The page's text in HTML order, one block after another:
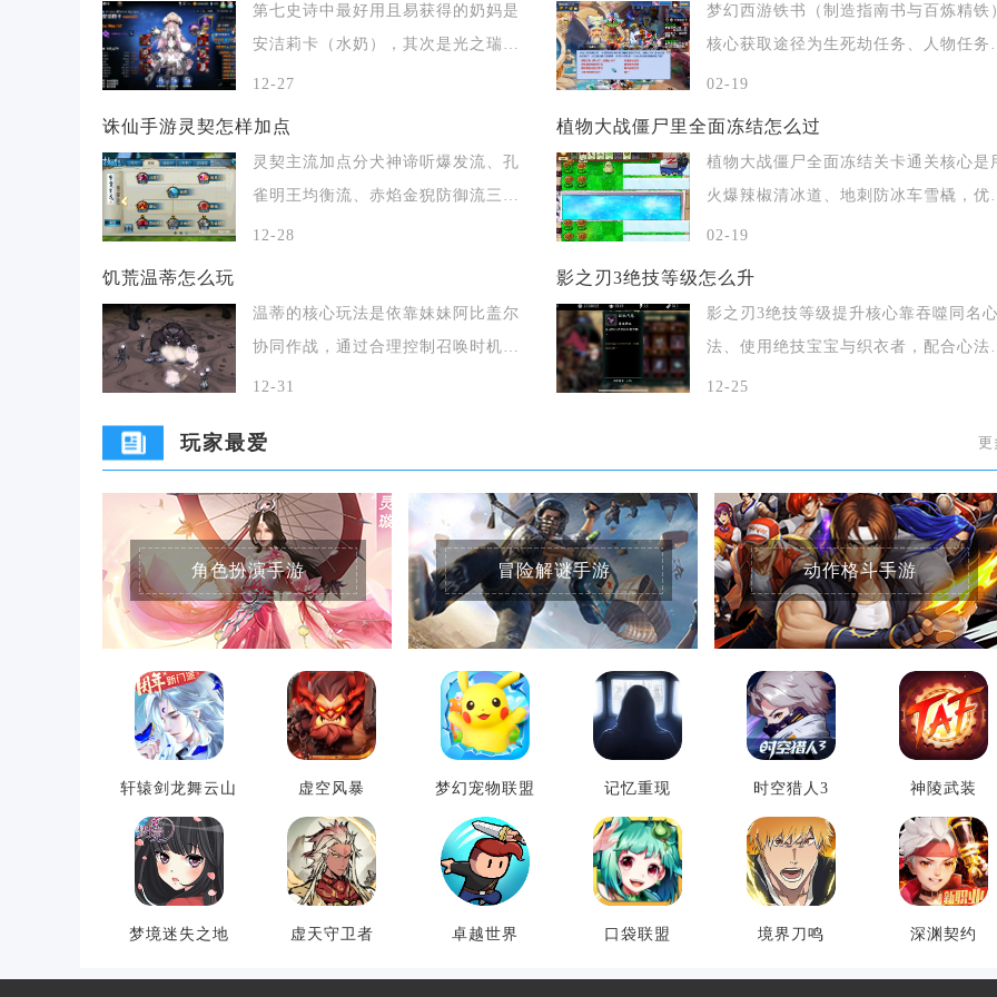
第七史诗中最好用且易获得的奶妈是
安洁莉卡（水奶），其次是光之瑞儿
与蒙茉朗西（小水
12-27
梦幻西游铁书（制造指南书与百炼精铁）
核心获取途径为生死劫任务、人物任务
链、召唤兽
02-19
诛仙手游灵契怎样加点
灵契主流加点分犬神谛听爆发流、孔
雀明王均衡流、赤焰金猊防御流三
套，副本首选犬神谛
12-28
植物大战僵尸里全面冻结怎么过
植物大战僵尸全面冻结关卡通关核心是
火爆辣椒清冰道、地刺防冰车雪橇，优先
保阳光经
02-19
饥荒温蒂怎么玩
温蒂的核心玩法是依靠妹妹阿比盖尔
协同作战，通过合理控制召唤时机、
技能运用与生存规
12-31
影之刃3绝技等级怎么升
影之刃3绝技等级提升核心靠吞噬同名心
法、使用绝技宝宝与织衣者，配合心法升
火及升华
12-25
玩家最爱 更
角色扮演手游
轩辕剑龙舞云山 虚空风暴
梦境迷失之地 虚天守卫者
冒险解谜手游
梦幻宠物联盟 记忆重现
卓越世界 口袋联盟
动作格斗手游
时空猎人3 神陵武装
境界刀鸣 深渊契约